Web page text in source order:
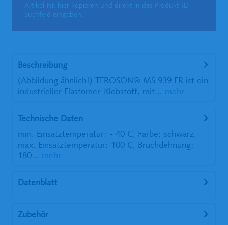
Artikel-Nr. hier kopieren und direkt in das Produkt-ID-
Suchfeld eingeben.
Beschreibung
(Abbildung ähnlich!) TEROSON® MS 939 FR ist ein
industrieller Elastomer-Klebstoff, mit... mehr
Technische Daten
min. Einsatztemperatur: - 40 C, Farbe: schwarz,
max. Einsatztemperatur: 100 C, Bruchdehnung:
180... mehr
Datenblatt
Zubehör